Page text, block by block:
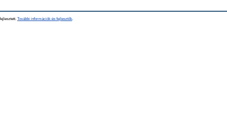
További információk és fejlesztők